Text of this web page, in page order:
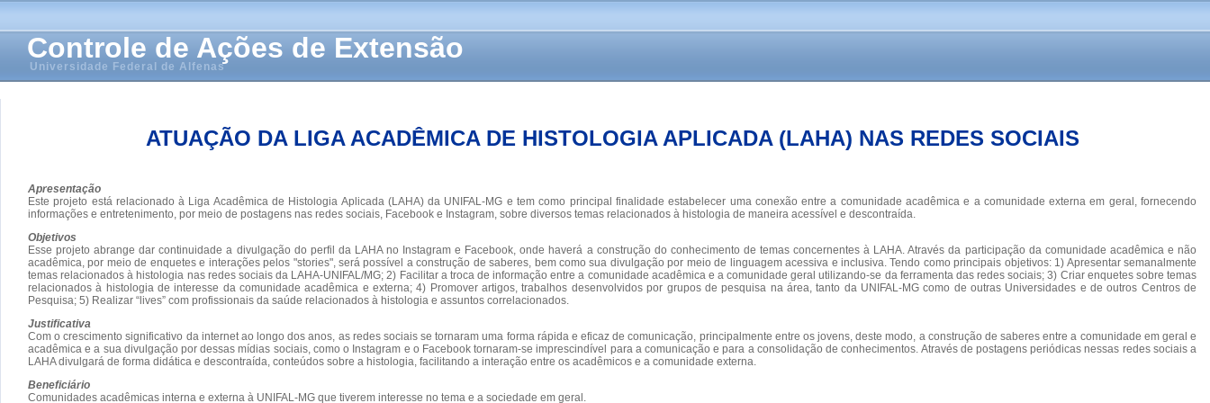
Controle de Ações de Extensão
Universidade Federal de Alfenas
ATUAÇÃO DA LIGA ACADÊMICA DE HISTOLOGIA APLICADA (LAHA) NAS REDES SOCIAIS
Apresentação
Este projeto está relacionado à Liga Acadêmica de Histologia Aplicada (LAHA) da UNIFAL-MG e tem como principal finalidade estabelecer uma conexão entre a comunidade acadêmica e a comunidade externa em geral, fornecendo
informações e entretenimento, por meio de postagens nas redes sociais, Facebook e Instagram, sobre diversos temas relacionados à histologia de maneira acessível e descontraída.
Objetivos
Esse projeto abrange dar continuidade a divulgação do perfil da LAHA no Instagram e Facebook, onde haverá a construção do conhecimento de temas concernentes à LAHA. Através da participação da comunidade acadêmica e não
acadêmica, por meio de enquetes e interações pelos "stories", será possível a construção de saberes, bem como sua divulgação por meio de linguagem acessiva e inclusiva. Tendo como principais objetivos: 1) Apresentar semanalmente
temas relacionados à histologia nas redes sociais da LAHA-UNIFAL/MG; 2) Facilitar a troca de informação entre a comunidade acadêmica e a comunidade geral utilizando-se da ferramenta das redes sociais; 3) Criar enquetes sobre temas
relacionados à histologia de interesse da comunidade acadêmica e externa; 4) Promover artigos, trabalhos desenvolvidos por grupos de pesquisa na área, tanto da UNIFAL-MG como de outras Universidades e de outros Centros de
Pesquisa; 5) Realizar “lives” com profissionais da saúde relacionados à histologia e assuntos correlacionados.
Justificativa
Com o crescimento significativo da internet ao longo dos anos, as redes sociais se tornaram uma forma rápida e eficaz de comunicação, principalmente entre os jovens, deste modo, a construção de saberes entre a comunidade em geral e
acadêmica e a sua divulgação por dessas mídias sociais, como o Instagram e o Facebook tornaram-se imprescindível para a comunicação e para a consolidação de conhecimentos. Através de postagens periódicas nessas redes sociais a
LAHA divulgará de forma didática e descontraída, conteúdos sobre a histologia, facilitando a interação entre os acadêmicos e a comunidade externa.
Beneficiário
Comunidades acadêmicas interna e externa à UNIFAL-MG que tiverem interesse no tema e a sociedade em geral.